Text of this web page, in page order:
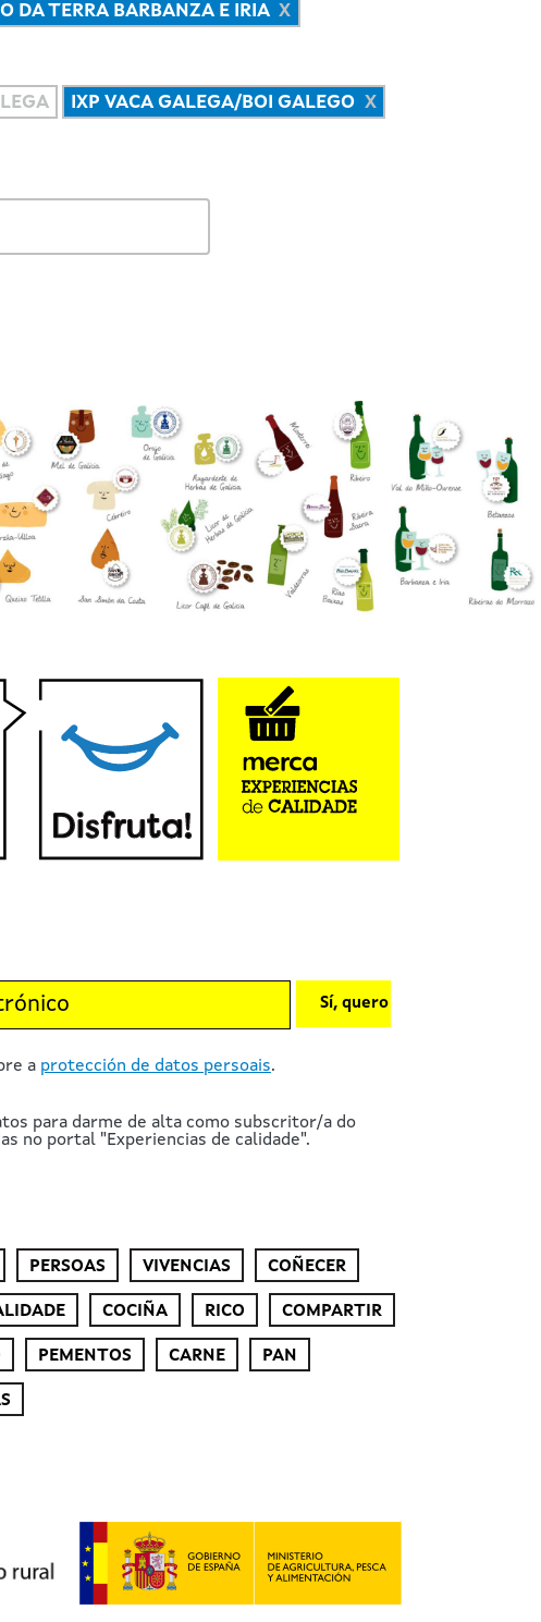
DA TERRA BARBANZA E IRIA
IXP VACA GALEGA/BOI GALEGO
a protección de datos persoais.
para darme de alta como subscritor/a do
no portal "Experiencias de calidade".
Sí, quero
PERSOAS VIVENCIAS COÑECER
COCIÑA RICO COMPARTIR
PEMENTOS CARNE PAN